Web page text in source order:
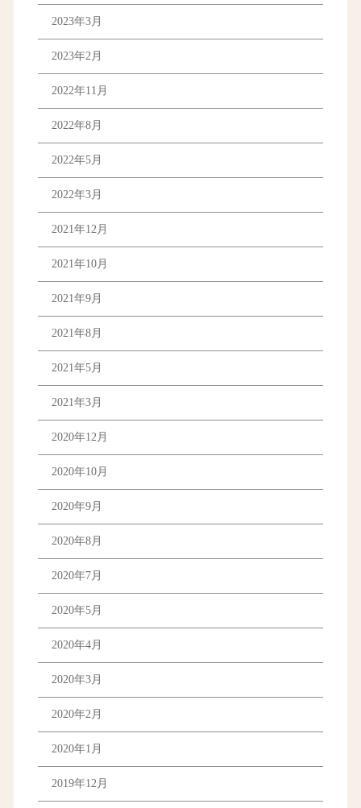
2023年3月
2023年2月
2022年11月
2022年8月
2022年5月
2022年3月
2021年12月
2021年10月
2021年9月
2021年8月
2021年5月
2021年3月
2020年12月
2020年10月
2020年9月
2020年8月
2020年7月
2020年5月
2020年4月
2020年3月
2020年2月
2020年1月
2019年12月